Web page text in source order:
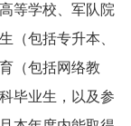
等学校、军队院
（包括专升本、
（包括网络教
毕业生，以及参